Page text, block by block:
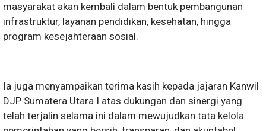
masyarakat akan kembali dalam bentuk pembangunan
infrastruktur, layanan pendidikan, kesehatan, hingga
program kesejahteraan sosial.
Ia juga menyampaikan terima kasih kepada jajaran Kanwil
DJP Sumatera Utara I atas dukungan dan sinergi yang
telah terjalin selama ini dalam mewujudkan tata kelola